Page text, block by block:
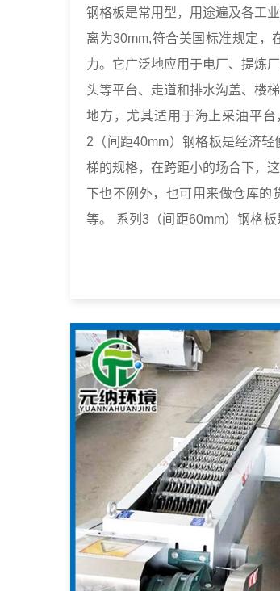
钢格板是常用型，用途遍及各工
离为30mm,符合美国标准规定，
力。它广泛地应用于电厂、提炼
头等平台、走道和排水沟盖、楼
地方，尤其适用于海上采油平台
2（间距40mm）钢格板是经济
梯的规格，在跨距小的场合下，
下也不例外，也可用来做仓库的
等。 系列3（间距60mm）钢格
插接...